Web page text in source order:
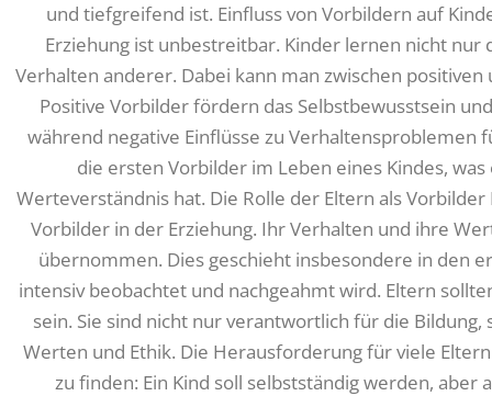
und tiefgreifend ist. Einfluss von Vorbildern auf
Erziehung ist unbestreitbar. Kinder lernen nicht nur
Verhalten anderer. Dabei kann man zwischen
Positive Vorbilder fördern das Selbstbewusstsein
während negative Einflüsse zu Verhaltensproblemen
die ersten Vorbilder im Leben eines Kindes,
Werteverständnis hat. Die Rolle der Eltern als
Vorbilder in der Erziehung. Ihr Verhalten und ihre
übernommen. Dies geschieht insbesondere in den
intensiv beobachtet und nachgeahmt wird. Eltern
sein. Sie sind nicht nur verantwortlich für die
Werten und Ethik. Die Herausforderung für viele
zu finden: Ein Kind soll selbstständig werden,